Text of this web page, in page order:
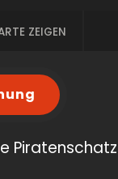
ZEIGEN
Piratenschatz